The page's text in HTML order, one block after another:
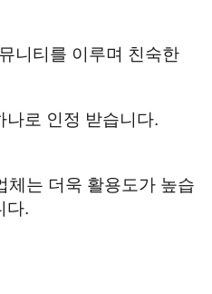
니티를 이루며 친숙한
나로 인정 받습니다.
체는 더욱 활용도가 높습
다.